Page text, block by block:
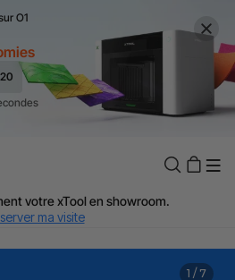
O1
% selon le pays.
J'en profite
votre xTool en showroom.
ma visite
1 / 7